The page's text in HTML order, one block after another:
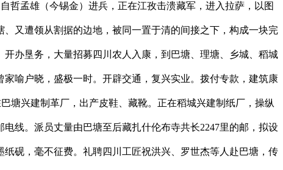
哲孟雄（今锡金）进兵，正在江孜击溃藏军，进入拉萨，以图
又遭领从割据的边地，被同一置于清的间接之下，构成一块完
办垦务，大量招募四川农人入康，到巴塘、理塘、乡城、稻城
喻户晓，盛极一时。开辟交通，复兴实业。拨付专款，建筑康
塘兴建制革厂，出产皮鞋、藏靴。正在稻城兴建制纸厂，操纵
线。派员丈量由巴塘至后藏扎什伦布寺共长2247里的邮，拟设
砚，毫不征费。礼聘四川工匠祝洪兴、罗世杰等人赴巴塘，传